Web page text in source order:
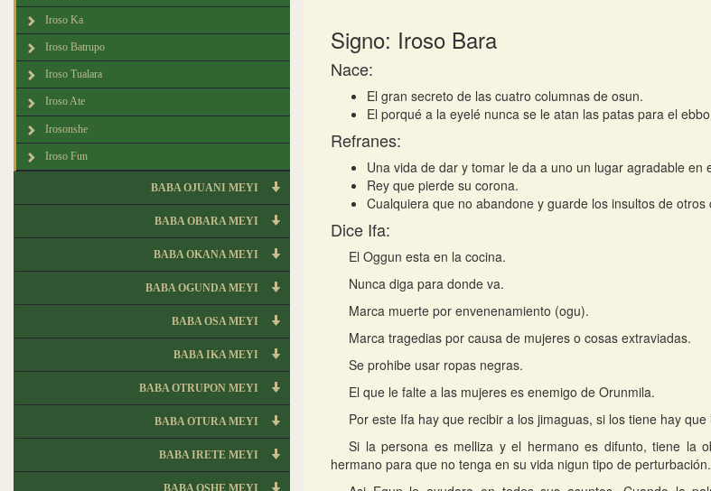
Iroso Ka
Iroso Batrupo
Iroso Tualara
Iroso Ate
Irosonshe
Iroso Fun
BABA OJUANI MEYI
BABA OBARA MEYI
BABA OKANA MEYI
BABA OGUNDA MEYI
BABA OSA MEYI
BABA IKA MEYI
BABA OTRUPON MEYI
BABA OTURA MEYI
BABA IRETE MEYI
BABA OSHE MEYI
Signo: Iroso Bara
Nace:
El gran secreto de las cuatro columnas de osun.
El porqué a la eyelé nunca se le atan las patas para el
Refranes:
Una vida de dar y tomar le da a uno un lugar agradable en
Rey que pierde su corona.
Cualquiera que no abandone y guarde los insultos de
Dice Ifa:
El Oggun esta en la cocina.
Nunca diga para donde va.
Marca muerte por envenenamiento (ogu).
Marca tragedias por causa de mujeres o cosas extraviadas.
Se prohibe usar ropas negras.
El que le falte a las mujeres es enemigo de Orunmila.
Por este Ifa hay que recibir a los jimaguas, si los tiene hay
Si la persona es melliza y el hermano es difunto, tiene la
hermano para que no tenga en su vida nigun tipo de perturbación.